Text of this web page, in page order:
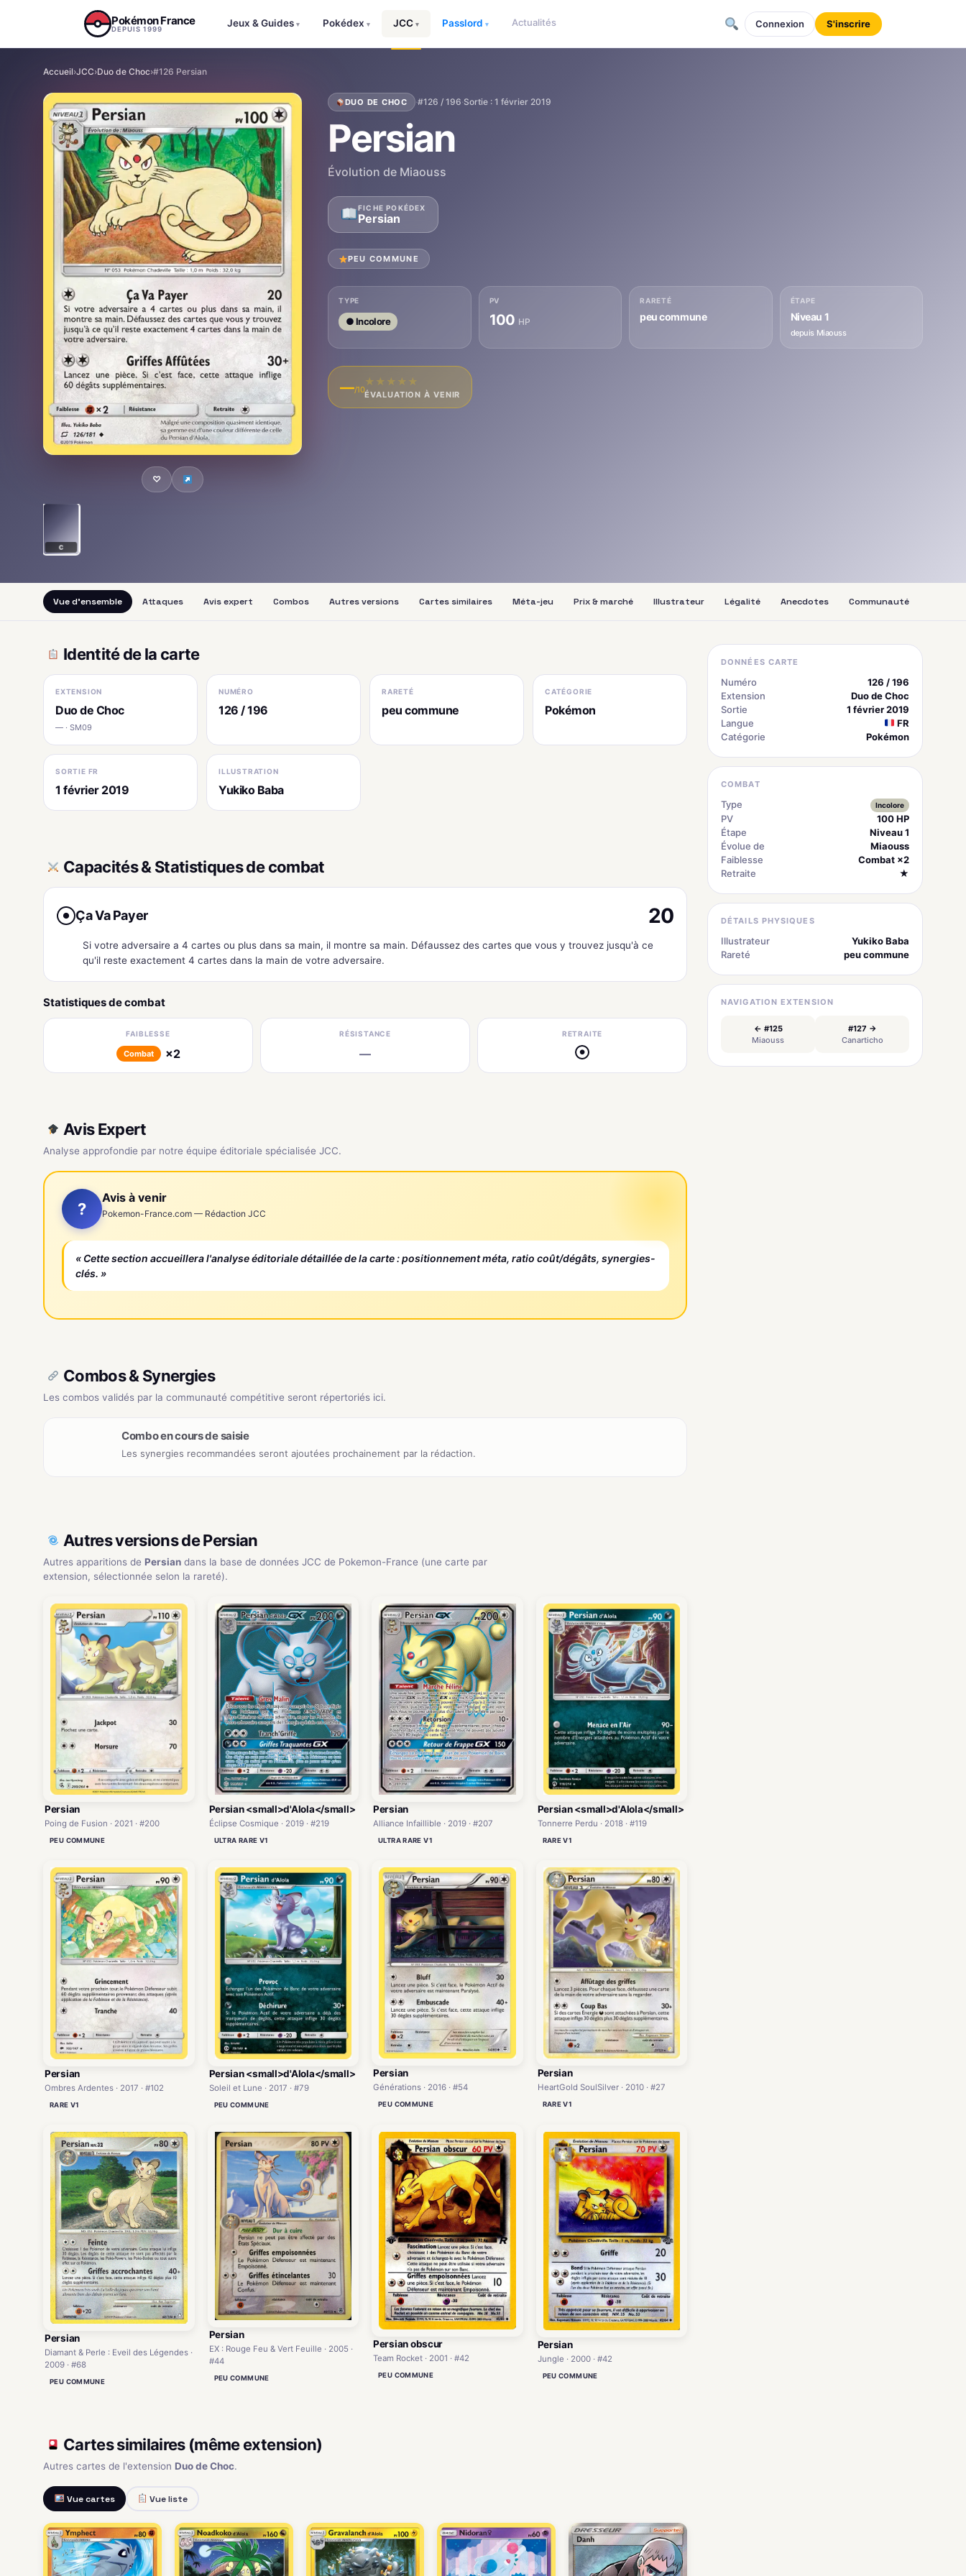
Pokémon France
DEPUIS 1999
Jeux & Guides ▾ Pokédex ▾ JCC ▾ Passlord ▾ Actualités Connexion S'inscrire
Accueil›JCC›Duo de Choc›#126 Persian
♡
C
DUO DE CHOC ·#126 / 196·Sortie : 1 février 2019
Persian
Évolution de Miaouss
FICHE POKÉDEX
Persian
PEU COMMUNE
TYPE
● Incolore
PV
100 HP
RARETÉ
peu commune
ÉTAPE
Niveau 1
depuis Miaouss
—/10
★ ★ ★ ★ ★
ÉVALUATION À VENIR
Vue d'ensemble Attaques Avis expert Combos Autres versions Cartes similaires Méta-jeu Prix & marché Illustrateur Légalité Anecdotes Communauté
Identité de la carte
EXTENSION
Duo de Choc
— · SM09
NUMÉRO
126 / 196
RARETÉ
peu commune
CATÉGORIE
Pokémon
SORTIE FR
1 février 2019
ILLUSTRATION
Yukiko Baba
Capacités & Statistiques de combat
● Ça Va Payer 20
Si votre adversaire a 4 cartes ou plus dans sa main, il montre sa main. Défaussez des cartes que vous y trouvez jusqu'à ce
qu'il reste exactement 4 cartes dans la main de votre adversaire.
Statistiques de combat
FAIBLESSE
Combat ×2
RÉSISTANCE
—
RETRAITE
●
Avis Expert
Analyse approfondie par notre équipe éditoriale spécialisée JCC.
?
Avis à venir
Pokemon-France.com — Rédaction JCC
« Cette section accueillera l'analyse éditoriale détaillée de la carte : positionnement méta, ratio coût/dégâts, synergies-
clés. »
Combos & Synergies
Les combos validés par la communauté compétitive seront répertoriés ici.
Combo en cours de saisie
Les synergies recommandées seront ajoutées prochainement par la rédaction.
Autres versions de Persian
Autres apparitions de Persian dans la base de données JCC de Pokemon-France (une carte par
extension, sélectionnée selon la rareté).
Persian
Poing de Fusion · 2021 · #200
PEU COMMUNE
Persian <small>d'Alola</small>
Éclipse Cosmique · 2019 · #219
ULTRA RARE V1
Persian
Alliance Infaillible · 2019 · #207
ULTRA RARE V1
Persian <small>d'Alola</small>
Tonnerre Perdu · 2018 · #119
RARE V1
Persian
Ombres Ardentes · 2017 · #102
RARE V1
Persian <small>d'Alola</small>
Soleil et Lune · 2017 · #79
PEU COMMUNE
Persian
Générations · 2016 · #54
PEU COMMUNE
Persian
HeartGold SoulSilver · 2010 · #27
RARE V1
Persian
Diamant & Perle : Eveil des Légendes ·
2009 · #68
PEU COMMUNE
Persian
EX : Rouge Feu & Vert Feuille · 2005 ·
#44
PEU COMMUNE
Persian obscur
Team Rocket · 2001 · #42
PEU COMMUNE
Persian
Jungle · 2000 · #42
PEU COMMUNE
Cartes similaires (même extension)
Autres cartes de l'extension Duo de Choc.
Vue cartes Vue liste
DONNÉES CARTE
Numéro
126 / 196
Extension
Duo de Choc
Sortie
1 février 2019
Langue
FR
Catégorie
Pokémon
COMBAT
Type Incolore
PV
100 HP
Étape
Niveau 1
Évolue de
Miaouss
Faiblesse
Combat ×2
Retraite
★
DÉTAILS PHYSIQUES
Illustrateur
Yukiko Baba
Rareté
peu commune
NAVIGATION EXTENSION
← #125
Miaouss
#127 →
Canarticho